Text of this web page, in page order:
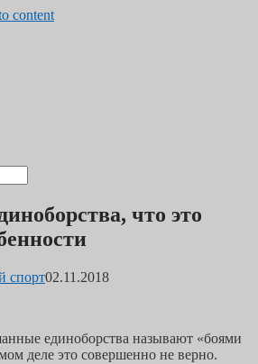
content
что это
спорт02.11.2018
единоборства называют «боями
деле это совершенно не верно.